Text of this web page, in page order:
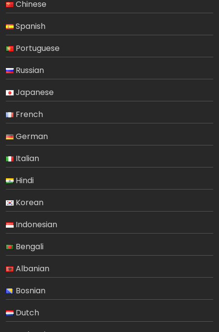
Chinese
Spanish
Portuguese
Russian
Japanese
French
German
Italian
Hindi
Korean
Indonesian
Bengali
Albanian
Bosnian
Dutch